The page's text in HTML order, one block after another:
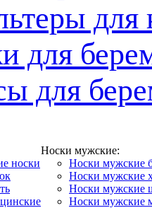
для
для
носки
Носки мужские:
Носки мужские
Носки мужские
Носки мужские
Носки мужские